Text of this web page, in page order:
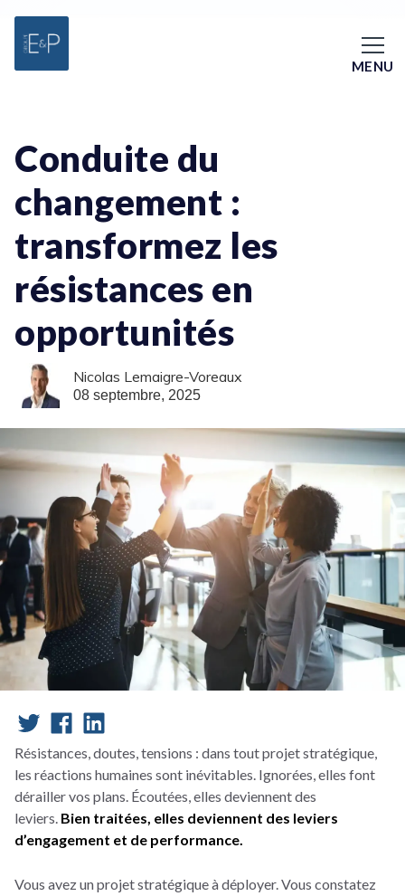
MENU
Conduite du
changement :
transformez les
résistances en
opportunités
Nicolas Lemaigre-Voreaux
08 septembre, 2025
Résistances, doutes, tensions : dans tout projet stratégique,
les réactions humaines sont inévitables. Ignorées, elles font
dérailler vos plans. Écoutées, elles deviennent des
leviers. Bien traitées, elles deviennent des leviers
d’engagement et de performance.
Vous avez un projet stratégique à déployer. Vous constatez